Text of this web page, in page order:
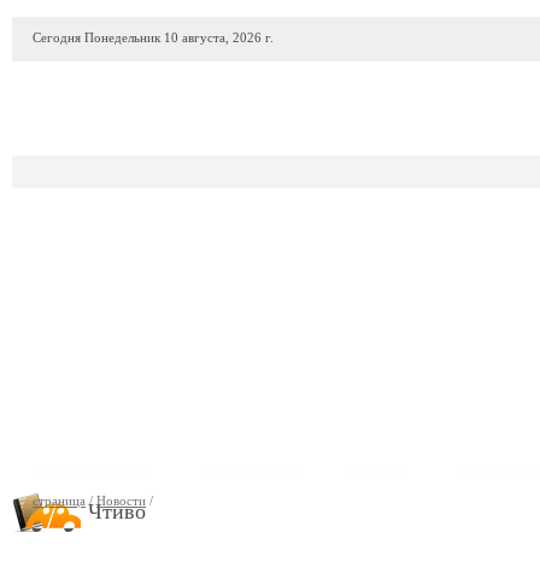
Сегодня Понедельник 10 августа, 2026 г.
страница / Новости /
Чтиво